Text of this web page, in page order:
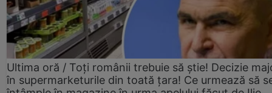
Ultima oră / Toți românii trebuie să știe! Decizie
în supermarketurile din toată țara! Ce urmează să